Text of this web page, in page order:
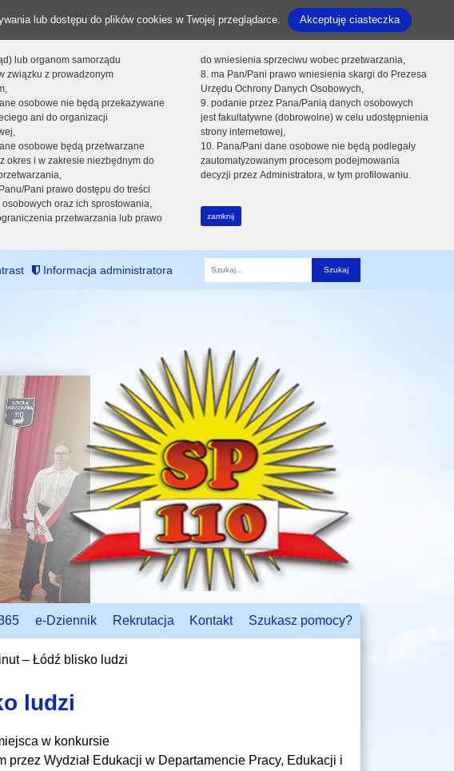
lub dostępu do plików cookies w Twojej przeglądarce. Akceptuję ciasteczka
lub organom samorządu
związku z prowadzonym
osobowe nie będą przekazywane
ani do organizacji
osobowe będą przetwarzane
okres i w zakresie niezbędnym do
Pani prawo dostępu do treści
oraz ich sprostowania,
przetwarzania lub prawo
do wniesienia sprzeciwu wobec przetwarzania,
8. ma Pan/Pani prawo wniesienia skargi do Prezesa
Urzędu Ochrony Danych Osobowych,
9. podanie przez Pana/Panią danych osobowych
jest fakultatywne (dobrowolne) w celu udostępnienia
strony internetowej,
10. Pana/Pani dane osobowe nie będą podlegały
zautomatyzowanym procesom podejmowania
decyzji przez Administratora, w tym profilowaniu.
zamknij
Informacja administratora
Fraza
e-Dziennik Rekrutacja Kontakt Szukasz pomocy?
– Łódź blisko ludzi
ludzi
w konkursie
przez Wydział Edukacji w Departamencie Pracy, Edukacji i